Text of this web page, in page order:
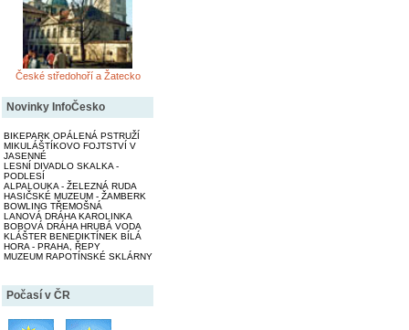
České středohoří a Žatecko
Novinky InfoČesko
BIKEPARK OPÁLENÁ PSTRUŽÍ
MIKULÁŠTÍKOVO FOJTSTVÍ V
JASENNÉ
LESNÍ DIVADLO SKALKA -
PODLESÍ
ALPALOUKA - ŽELEZNÁ RUDA
HASIČSKÉ MUZEUM - ŽAMBERK
BOWLING TŘEMOŠNÁ
LANOVÁ DRÁHA KAROLINKA
BOBOVÁ DRÁHA HRUBÁ VODA
KLÁŠTER BENEDIKTÍNEK BÍLÁ
HORA - PRAHA, ŘEPY
MUZEUM RAPOTÍNSKÉ SKLÁRNY
Počasí v ČR